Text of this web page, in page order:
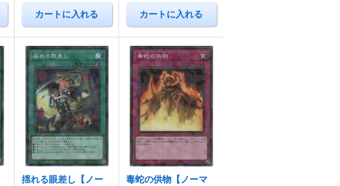
揺れる眼差し【ノー
毒蛇の供物【ノーマ